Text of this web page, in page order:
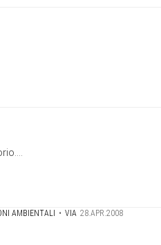
AMBIENTALI • VIA 28.APR.2008